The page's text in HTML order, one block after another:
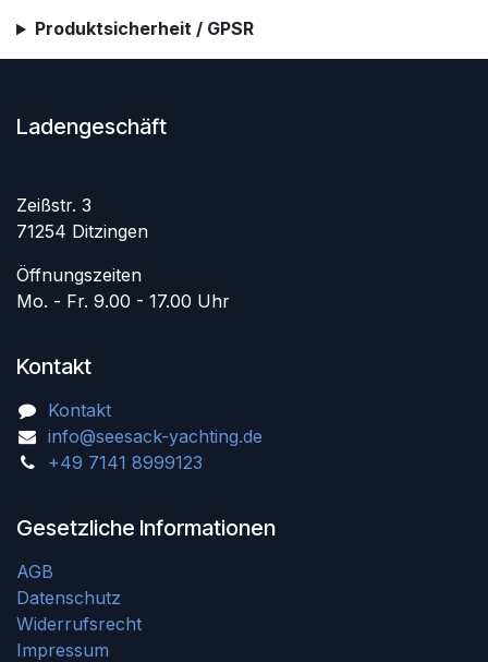
Produktsicherheit / GPSR
Ladengeschäft
Zeißstr. 3
71254 Ditzingen
Öffnungszeiten
Mo. - Fr. 9.00 - 17.00 Uhr
Kontakt
Kontakt
info@seesack-yachting.de
+49 7141 8999123
Gesetzliche Informationen
AGB
Datenschutz
Widerrufsrecht
Impressum